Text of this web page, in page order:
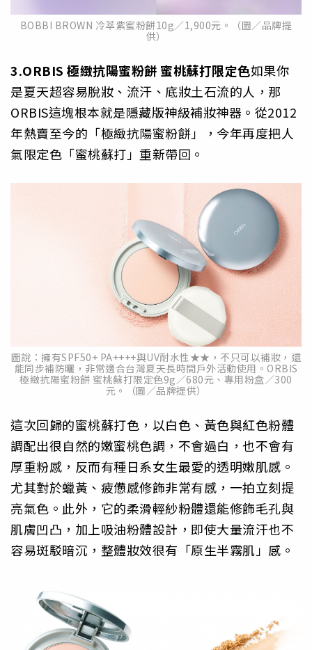
BOBBI BROWN 冷萃紫蜜粉餅10g／1,900元。（圖／品牌提
供）
3.ORBIS 極緻抗陽蜜粉餅 蜜桃蘇打限定色如果你
是夏天超容易脫妝、流汗、底妝土石流的人，那
ORBIS這塊根本就是隱藏版神級補妝神器。從2012
年熱賣至今的「極緻抗陽蜜粉餅」，今年再度把人
氣限定色「蜜桃蘇打」重新帶回。
圖說：擁有SPF50+ PA++++與UV耐水性★★，不只可以補妝，還
能同步補防曬，非常適合台灣夏天長時間戶外活動使用。ORBIS
極緻抗陽蜜粉餅 蜜桃蘇打限定色9g／680元、專用粉盒／300
元。（圖／品牌提供）
這次回歸的蜜桃蘇打色，以白色、黃色與紅色粉體
調配出很自然的嫩蜜桃色調，不會過白，也不會有
厚重粉感，反而有種日系女生最愛的透明嫩肌感。
尤其對於蠟黃、疲憊感修飾非常有感，一拍立刻提
亮氣色。此外，它的柔滑輕紗粉體還能修飾毛孔與
肌膚凹凸，加上吸油粉體設計，即使大量流汗也不
容易斑駁暗沉，整體妝效很有「原生半霧肌」感。